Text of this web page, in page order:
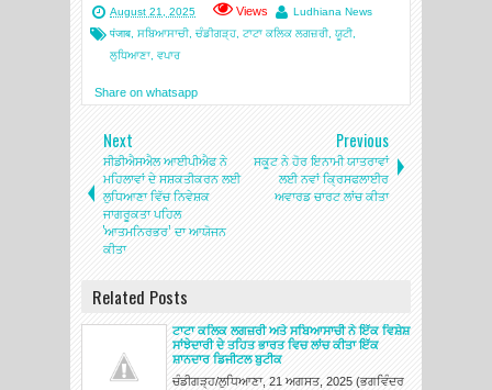
August 21, 2025 Views
Ludhiana News
पंजाब, ਸਬਿਆਸਾਚੀ, ਚੰਡੀਗੜ੍ਹ, ਟਾਟਾ ਕਲਿਕ ਲਗਜ਼ਰੀ, ਯੂਟੀ,
ਲੁਧਿਆਣਾ, ਵਪਾਰ
Share on whatsapp
Next
ਸੀਡੀਐਸਐਲ ਆਈਪੀਐਫ ਨੇ
ਮਹਿਲਾਵਾਂ ਦੇ ਸਸ਼ਕਤੀਕਰਨ ਲਈ
ਲੁਧਿਆਣਾ ਵਿੱਚ ਨਿਵੇਸ਼ਕ
ਜਾਗਰੂਕਤਾ ਪਹਿਲ
'ਆਤਮਨਿਰਭਰ’ ਦਾ ਆਯੋਜਨ
ਕੀਤਾ
Previous
ਸਕੂਟ ਨੇ ਹੋਰ ਇਨਾਮੀ ਯਾਤਰਾਵਾਂ
ਲਈ ਨਵਾਂ ਕ੍ਰਿਸਫਲਾਈਰ
ਅਵਾਰਡ ਚਾਰਟ ਲਾਂਚ ਕੀਤਾ
Related Posts
ਟਾਟਾ ਕਲਿਕ ਲਗਜ਼ਰੀ ਅਤੇ ਸਬਿਆਸਾਚੀ ਨੇ ਇੱਕ ਵਿਸ਼ੇਸ਼
ਸਾਂਝੇਦਾਰੀ ਦੇ ਤਹਿਤ ਭਾਰਤ ਵਿਚ ਲਾਂਚ ਕੀਤਾ ਇੱਕ
ਸ਼ਾਨਦਾਰ ਡਿਜੀਟਲ ਬੁਟੀਕ
ਚੰਡੀਗੜ੍ਹ/ਲੁਧਿਆਣਾ, 21 ਅਗਸਤ, 2025 (ਭਗਵਿੰਦਰ